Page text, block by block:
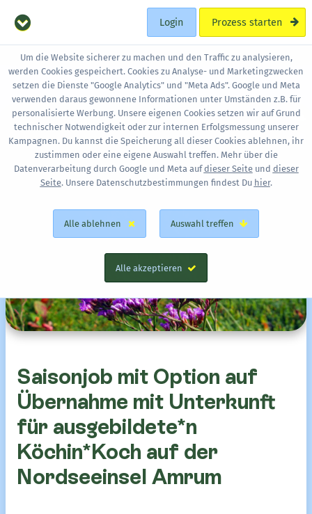
Login Prozess starten
Um die Website sicherer zu machen und den Traffic zu analysieren,
werden Cookies gespeichert. Cookies zu Analyse- und Marketingzwecken
setzen die Dienste "Google Analytics" und "Meta Ads". Google und Meta
verwenden daraus gewonnene Informationen unter Umständen z.B. für
personalisierte Werbung. Unsere eigenen Cookies setzen wir auf Grund
technischer Notwendigkeit oder zur internen Erfolgsmessung unserer
Kampagnen. Du kannst die Speicherung all dieser Cookies ablehnen, ihr
zustimmen oder eine eigene Auswahl treffen. Mehr über die
Datenverarbeitung durch Google und Meta aufdieser Seiteund dieser
Seite. Unsere Datenschutzbestimmungen findest Du hier.
Alle ablehnen Auswahl treffen
Alle akzeptieren
Saisonjob mit Option auf
Übernahme mit Unterkunft
für ausgebildete*n
Köchin*Koch auf der
Nordseeinsel Amrum